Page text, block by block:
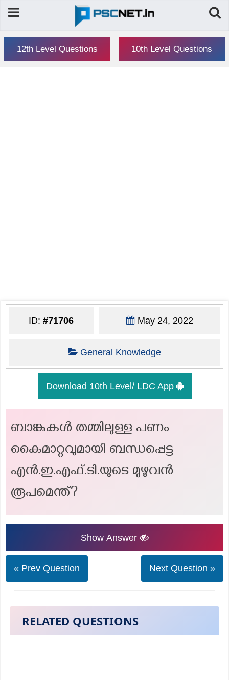
12th Level Questions 10th Level Questions
ID:#71706 May 24, 2022
General Knowledge
Download 10th Level/ LDC App
ബാങ്കുകൾ തമ്മിലുള്ള പണം
കൈമാറ്റവുമായി ബന്ധപ്പെട്ട
എൻ.ഇ.എഫ്.ടി.യുടെ മുഴുവൻ
രൂപമെന്ത്?
Show Answer
« Prev Question Next Question »
RELATED QUESTIONS